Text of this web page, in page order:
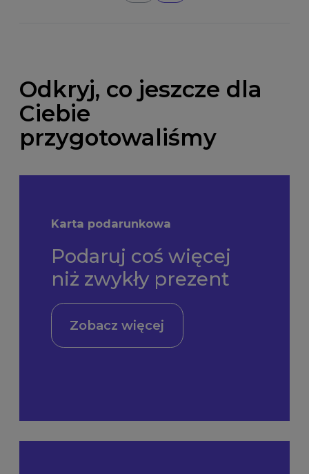
Odkryj, co jeszcze dla
Ciebie
przygotowaliśmy
Karta podarunkowa
Podaruj coś więcej
niż zwykły prezent
Zobacz więcej